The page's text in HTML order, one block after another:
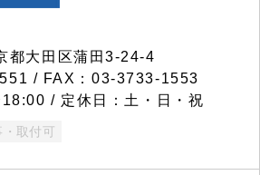
大田区蒲田3-24-4
/ FAX：03-3733-1553
/ 定休日：土・日・祝
・取付可